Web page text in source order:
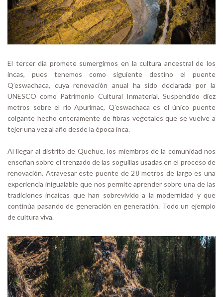
El tercer día promete sumergirnos en la cultura ancestral de los
incas, pues tenemos como siguiente destino el puente
Q’eswachaca, cuya renovación anual ha sido declarada por la
UNESCO como Patrimonio Cultural Inmaterial. Suspendido diez
metros sobre el río Apurimac, Q’eswachaca es el único puente
colgante hecho enteramente de fibras vegetales que se vuelve a
tejer una vez al año desde la época inca.
Al llegar al distrito de Quehue, los miembros de la comunidad nos
enseñan sobre el trenzado de las soguillas usadas en el proceso de
renovación. Atravesar este puente de 28 metros de largo es una
experiencia inigualable que nos permite aprender sobre una de las
tradiciones incaicas que han sobrevivido a la modernidad y que
continúa pasando de generación en generación. Todo un ejemplo
de cultura viva.